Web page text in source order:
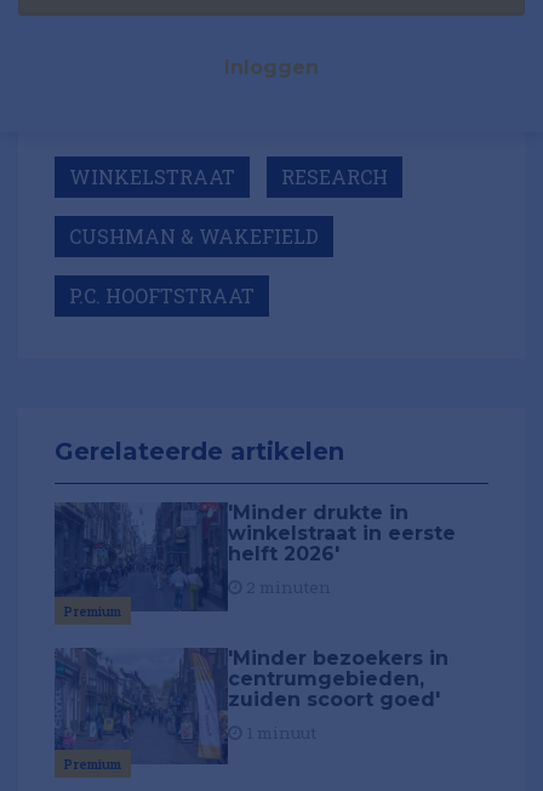
Inloggen
WINKELSTRAAT RESEARCH
CUSHMAN & WAKEFIELD
P.C. HOOFTSTRAAT
Gerelateerde artikelen
Premium
'Minder drukte in
winkelstraat in eerste
helft 2026'
Premium
'Minder bezoekers in
centrumgebieden,
zuiden scoort goed'